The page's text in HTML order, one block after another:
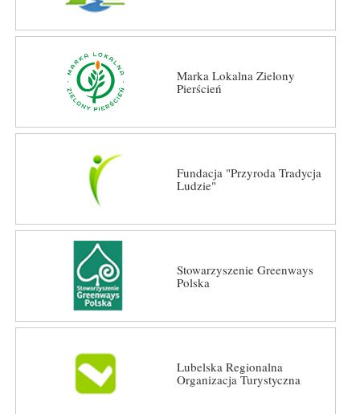
Marka Lokalna Zielony
Pierścień
Fundacja "Przyroda Tradycja
Ludzie"
Stowarzyszenie Greenways
Polska
Lubelska Regionalna
Organizacja Turystyczna